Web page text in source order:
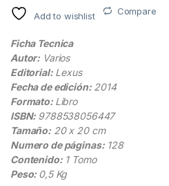
Add to wishlist Compare
Ficha Tecnica
Autor: Varios
Editorial:Lexus
Fecha de edición:2014
Formato: Libro
ISBN: 9788538056447
Tamaño: 20 x 20 cm
Numero de páginas:128
Contenido:1 Tomo
Peso: 0,5 Kg